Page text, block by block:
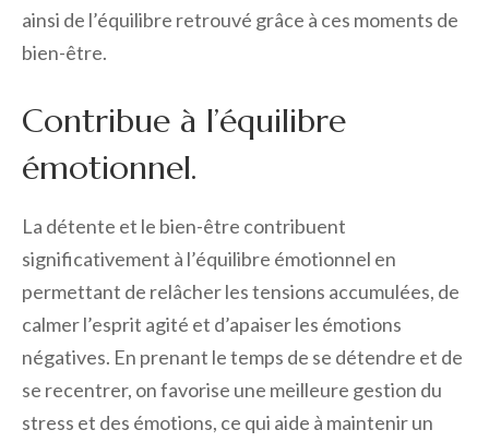
ainsi de l’équilibre retrouvé grâce à ces moments de
bien-être.
Contribue à l’équilibre
émotionnel.
La détente et le bien-être contribuent
significativement à l’équilibre émotionnel en
permettant de relâcher les tensions accumulées, de
calmer l’esprit agité et d’apaiser les émotions
négatives. En prenant le temps de se détendre et de
se recentrer, on favorise une meilleure gestion du
stress et des émotions, ce qui aide à maintenir un